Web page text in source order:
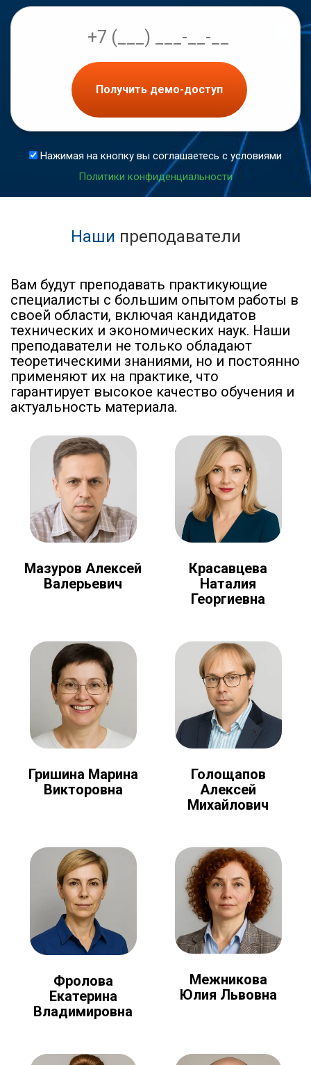
Получить демо-доступ
Нажимая на кнопку вы соглашаетесь с условиями
Политики конфиденциальности
Наши преподаватели
Вам будут преподавать практикующие
специалисты с большим опытом работы в
своей области, включая кандидатов
технических и экономических наук. Наши
преподаватели не только обладают
теоретическими знаниями, но и постоянно
применяют их на практике, что
гарантирует высокое качество обучения и
актуальность материала.
Мазуров Алексей
Валерьевич
Красавцева
Наталия
Георгиевна
Гришина Марина
Викторовна
Голощапов
Алексей
Михайлович
Фролова
Екатерина
Владимировна
Межникова
Юлия Львовна